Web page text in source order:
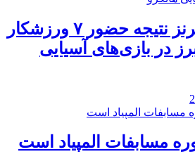
۲ مدال برنز نتیجه حضور ۷ ورزشکار
در بازی‌های آسیایی
مسابفات المپیاد است